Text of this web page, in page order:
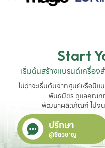
Start
เริ่มต้นสร้างแบรนด์เครื่
ไม่ว่าจะเริ่มต้นจากศูนย์หรือมี
พันธมิตร ดูแลคุณทุ
พัฒนาผลิตภัณฑ์ ไปจน
ปรึกษา
ผู้เชี่ยวชาญ